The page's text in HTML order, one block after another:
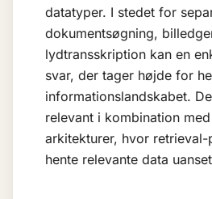
datatyper. I stedet for
dokumentsøgning,
lydtransskription kan en
svar, der tager højde for
informationslandskabet.
relevant i kombination med
arkitekturer, hvor retrieval-
hente relevante data